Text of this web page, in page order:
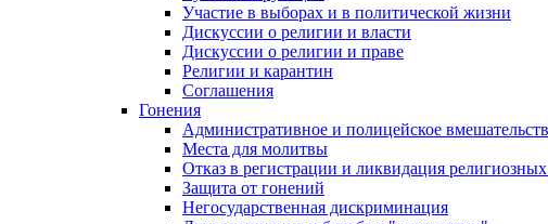
Участие в выборах и в политической жизни
Дискуссии о религии и власти
Дискуссии о религии и праве
Религии и карантин
Соглашения
Гонения
Административное и полицейское
Места для молитвы
Отказ в регистрации и ликвидация
Защита от гонений
Негосударственная дискриминация